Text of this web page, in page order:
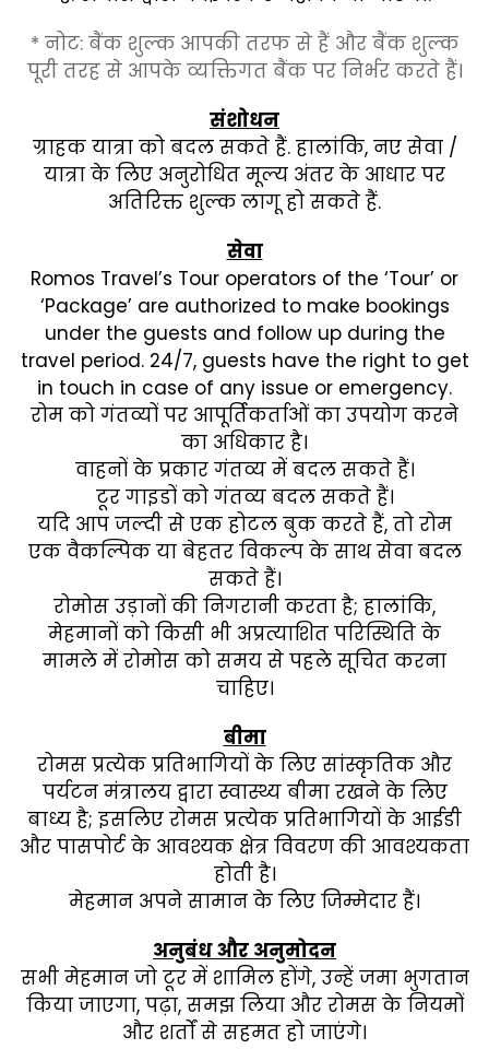
* नोट: बैंक शुल्क आपकी तरफ से हैं और बैंक शुल्क
पूरी तरह से आपके व्यक्तिगत बैंक पर निर्भर करते हैं।
संशोधन
ग्राहक यात्रा को बदल सकते हैं. हालांकि, नए सेवा /
यात्रा के लिए अनुरोधित मूल्य अंतर के आधार पर
अतिरिक्त शुल्क लागू हो सकते हैं.
सेवा
Romos Travel’s Tour operators of the ‘Tour’ or
‘Package’ are authorized to make bookings
under the guests and follow up during the
travel period. 24/7, guests have the right to get
in touch in case of any issue or emergency.
रोम को गंतव्यों पर आपूर्तिकर्ताओं का उपयोग करने
का अधिकार है।
वाहनों के प्रकार गंतव्य में बदल सकते हैं।
टूर गाइडों को गंतव्य बदल सकते हैं।
यदि आप जल्दी से एक होटल बुक करते हैं, तो रोम
एक वैकल्पिक या बेहतर विकल्प के साथ सेवा बदल
सकते हैं।
रोमोस उड़ानों की निगरानी करता है; हालांकि,
मेहमानों को किसी भी अप्रत्याशित परिस्थिति के
मामले में रोमोस को समय से पहले सूचित करना
चाहिए।
बीमा
रोमस प्रत्येक प्रतिभागियों के लिए सांस्कृतिक और
पर्यटन मंत्रालय द्वारा स्वास्थ्य बीमा रखने के लिए
बाध्य है; इसलिए रोमस प्रत्येक प्रतिभागियों के आईडी
और पासपोर्ट के आवश्यक क्षेत्र विवरण की आवश्यकता
होती है।
मेहमान अपने सामान के लिए जिम्मेदार हैं।
अनुबंध और अनुमोदन
सभी मेहमान जो टूर में शामिल होंगे, उन्हें जमा भुगतान
किया जाएगा, पढ़ा, समझ लिया और रोमस के नियमों
और शर्तों से सहमत हो जाएंगे।